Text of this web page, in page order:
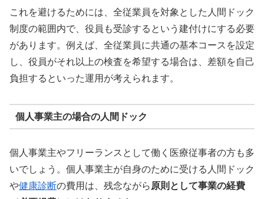
これを避けるためには、全従業員を対象とした人間ドック
制度の範囲内で、役員も受診するという建付けにする必要
があります。例えば、全従業員に共通の基本コースを設定
し、役員がそれ以上の検査を希望する場合は、差額を自己
負担するといった運用が考えられます。
個人事業主の場合の人間ドック
個人事業主やフリーランスとして働く医療従事者の方も多
いでしょう。個人事業主が自身のために受ける人間ドック
や健康診断の費用は、残念ながら 原則として事業の経費